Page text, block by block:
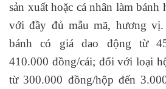
sản xuất hoặc cá nhân làm bánh
với đầy đủ mẫu mã, hương
bánh có giá dao động từ
410.000 đồng/cái; đối với loại
từ 300.000 đồng/hộp đến